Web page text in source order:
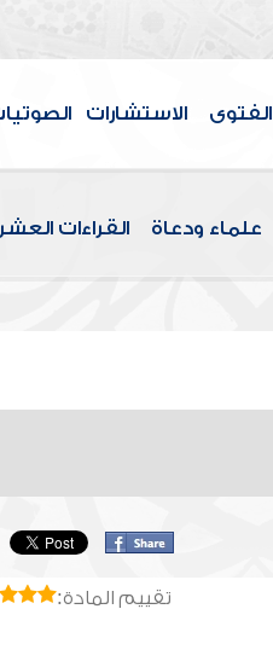
الفتوى الاستشارات
علماء ودعاة القراءات العشر
تقييم المادة: